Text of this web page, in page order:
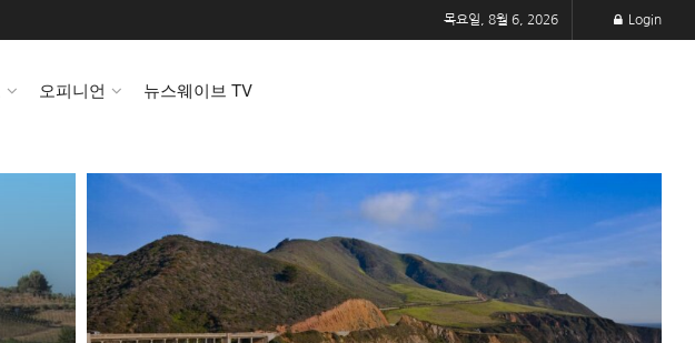
목요일, 8월 6, 2026 Login
오피니언 뉴스웨이브 TV